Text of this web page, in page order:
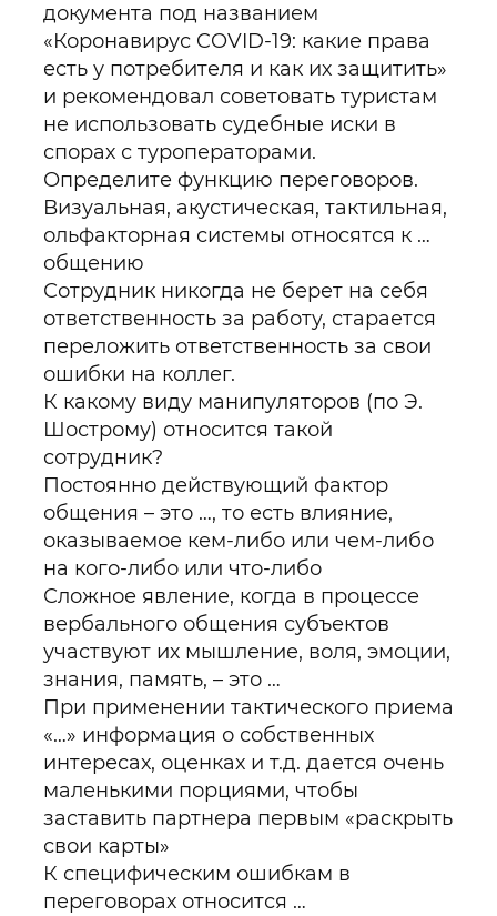
документа под названием
«Коронавирус COVID-19: какие права
есть у потребителя и как их защитить»
и рекомендовал советовать туристам
не использовать судебные иски в
спорах с туроператорами.
Определите функцию переговоров.
Визуальная, акустическая, тактильная,
ольфакторная системы относятся к …
общению
Сотрудник никогда не берет на себя
ответственность за работу, старается
переложить ответственность за свои
ошибки на коллег.
К какому виду манипуляторов (по Э.
Шострому) относится такой
сотрудник?
Постоянно действующий фактор
общения – это …, то есть влияние,
оказываемое кем-либо или чем-либо
на кого-либо или что-либо
Сложное явление, когда в процессе
вербального общения субъектов
участвуют их мышление, воля, эмоции,
знания, память, – это …
При применении тактического приема
«…» информация о собственных
интересах, оценках и т.д. дается очень
маленькими порциями, чтобы
заставить партнера первым «раскрыть
свои карты»
К специфическим ошибкам в
переговорах относится …